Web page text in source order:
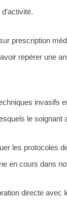
prescription
repérer une
invasifs
le soignant
les protocoles
en cours dans
directe avec